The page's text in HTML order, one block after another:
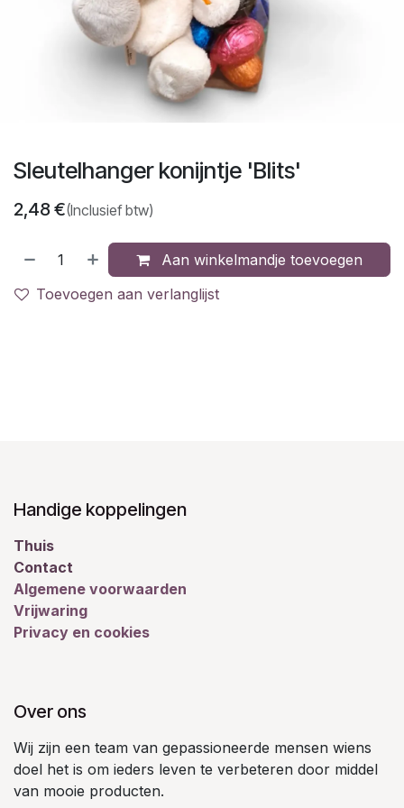
Sleutelhanger konijntje 'Blits'
2,48€(Inclusief btw)
Aan winkelmandje toevoegen
Toevoegen aan verlanglijst
Handige koppelingen
Thuis
Contact
Algemene voorwaarden
Vrijwaring
Privacy en cookies
Over ons
Wij zijn een team van gepassioneerde mensen wiens
doel het is om ieders leven te verbeteren door middel
van mooie producten.